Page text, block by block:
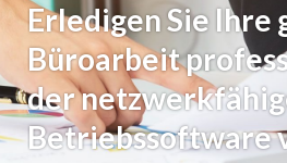
Erledigen Sie Ihre
Büroarbeit
der
Betriebssoftware